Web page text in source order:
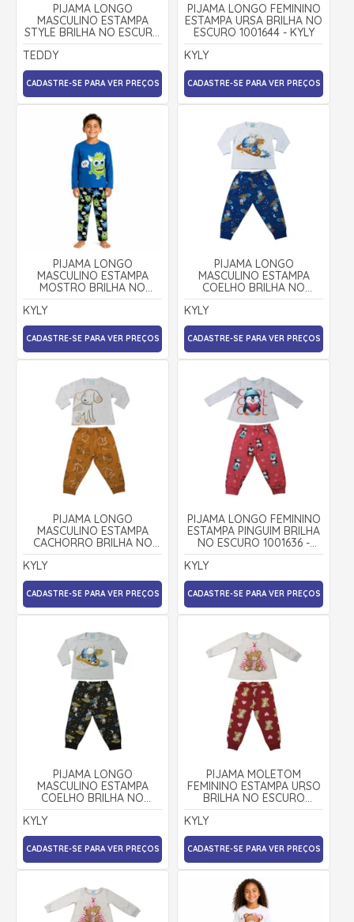
PIJAMA LONGO
MASCULINO ESTAMPA
STYLE BRILHA NO ESCURO
18786 - TEDDY
TEDDY
CADASTRE-SE PARA VER PREÇOS
PIJAMA LONGO FEMININO
ESTAMPA URSA BRILHA NO
ESCURO 1001644 - KYLY
KYLY
CADASTRE-SE PARA VER PREÇOS
PIJAMA LONGO
MASCULINO ESTAMPA
MOSTRO BRILHA NO
ESCURO 1001647 - KYLY
KYLY
CADASTRE-SE PARA VER PREÇOS
PIJAMA LONGO
MASCULINO ESTAMPA
COELHO BRILHA NO
ESCURO 1001649 - KYLY
KYLY
CADASTRE-SE PARA VER PREÇOS
PIJAMA LONGO
MASCULINO ESTAMPA
CACHORRO BRILHA NO
ESCURO 1001648 - KYLY
KYLY
CADASTRE-SE PARA VER PREÇOS
PIJAMA LONGO FEMININO
ESTAMPA PINGUIM BRILHA
NO ESCURO 1001636 -
KYLY
KYLY
CADASTRE-SE PARA VER PREÇOS
PIJAMA LONGO
MASCULINO ESTAMPA
COELHO BRILHA NO
ESCURO 1001649 - KYLY
KYLY
CADASTRE-SE PARA VER PREÇOS
PIJAMA MOLETOM
FEMININO ESTAMPA URSO
BRILHA NO ESCURO
1001640 - KYLY
KYLY
CADASTRE-SE PARA VER PREÇOS